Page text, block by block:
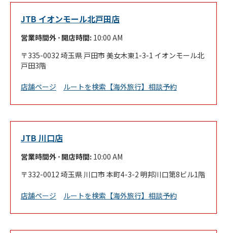
JTB イオンモール北戸田店
営業時間外 ⋅ 開店時間: 10:00 AM
335-0032 埼玉県 戸田市 美女木東1-3-1 イオンモール北
戸田3階
店舗ページ ルートを検索 Link Opens in New Tab
【海外旅行】相談予約
JTB 川口店
営業時間外 ⋅ 開店時間: 10:00 AM
332-0012 埼玉県川口市 本町4-3-2 明邦川口第8ビル1階
店舗ページ ルートを検索 Link Opens in New Tab
【海外旅行】相談予約